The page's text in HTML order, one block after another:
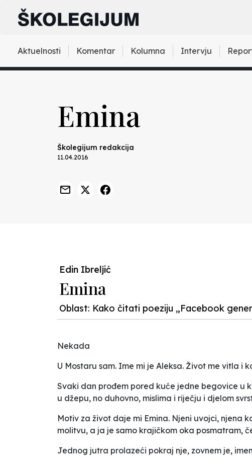
Aktuelnosti Komentar Kolumna Intervju
Emina
Školegijum redakcija
11.04.2016
Edin Ibreljić
Emina
Oblast: Kako čitati poeziju „Facebook
Nekada
U Mostaru sam. Ime mi je Aleksa. Život me vitla i
Svaki dan prođem pored kuće jedne begovice u
u džepu, no duhovno, mislima i riječju i djelom
Motiv za život daje mi Emina. Njeni uvojci, njena
molitvu, a ja je samo krajičkom oka posmatram,
Jednog jutra prolazeći pokraj nje, zovnem je,